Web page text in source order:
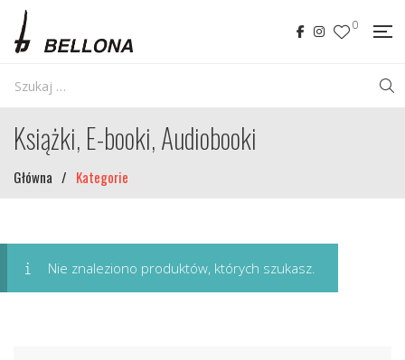
0
Książki, E-booki, Audiobooki
Główna / Kategorie
Nie znaleziono produktów, których szukasz.